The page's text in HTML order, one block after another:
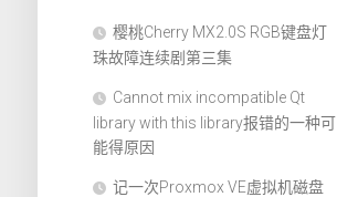
樱桃Cherry MX2.0S RGB键盘灯
珠故障连续剧第三集
Cannot mix incompatible Qt
library with this library报错的一种可
能得原因
记一次Proxmox VE虚拟机磁盘